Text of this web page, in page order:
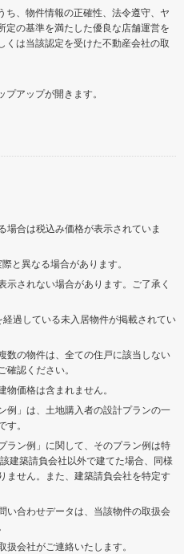
ち、物件情報の正確性、法令遵守、ヤ
定の基準を満たした優良な店舗運営を
は当該認定を受けた不動産会社の取
アップが開きます。
場合は税込み価格が表示されていま
と異なる場合があります。
されない場合があります。ご了承く
経過している未入居物件が掲載されてい
数の物件は、全ての住戸に該当しない
認ください。
物価格は含まれません。
例」は、土地購入者の設計プランの一
。
ラン例」に関して、そのプラン例は特
建築請負会社以外で建てた場合、同様
ません。また、建築請負会社を特定す
い合わせデータは、当該物件の取扱会
会社がご連絡いたします。